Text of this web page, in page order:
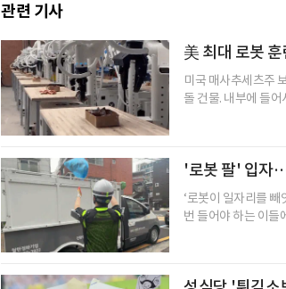
관련 기사
美 최대 로봇
미국 매사추세츠주
돌 건물. 내부에 들
'로봇 팔' 입자
‘로봇이 일자리를
번 들어야 하는 이들